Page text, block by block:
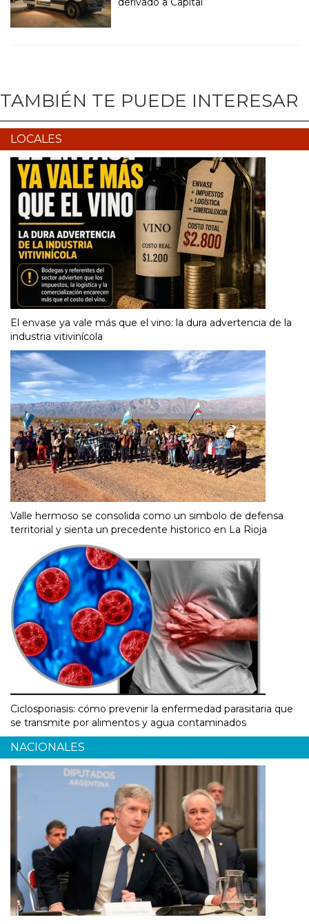
TAMBIÉN TE PUEDE INTERESAR
LOCALES
El envase ya vale más que el vino: la dura advertencia de la
industria vitivinícola
Valle hermoso se consolida como un simbolo de defensa
territorial y sienta un precedente historico en La Rioja
Ciclosporiasis: cómo prevenir la enfermedad parasitaria que
se transmite por alimentos y agua contaminados
NACIONALES